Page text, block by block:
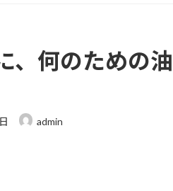
、何のための
admin